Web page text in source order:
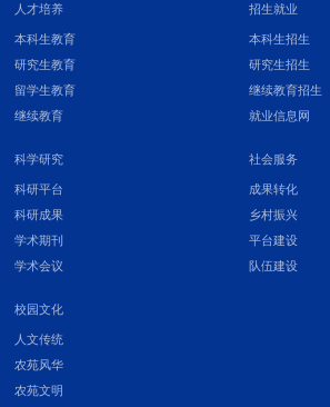
人才培养
本科生教育
研究生教育
留学生教育
继续教育
招生就业
本科生招生
研究生招生
继续教育招生
就业信息网
科学研究
科研平台
科研成果
学术期刊
学术会议
社会服务
成果转化
乡村振兴
平台建设
队伍建设
校园文化
人文传统
农苑风华
农苑文明